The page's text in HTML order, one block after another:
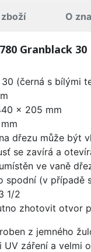
O
Granblack 30
(černá s bílými
x 205 mm
dřezu může být
se zavírá a
ve vaně
spodní (v případě
1/2
zhotovit otvor
z jemného
záření a velmi